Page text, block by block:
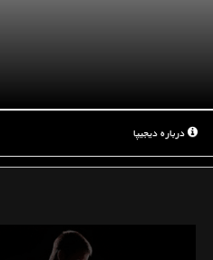
درباره دیجیپا